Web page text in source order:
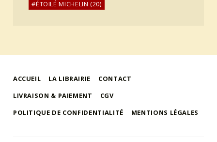
ÉTOILÉ MICHELIN (20)
ACCUEIL LA LIBRAIRIE
CONTACT
LIVRAISON & PAIEMENT
CGV
POLITIQUE DE CONFIDENTIALITÉ
MENTIONS LÉGALES